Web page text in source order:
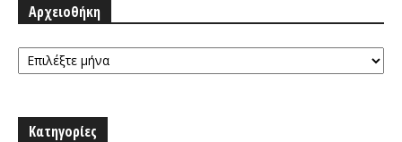
Αρχειοθήκη
Αρχειοθήκη
Κατηγορίες